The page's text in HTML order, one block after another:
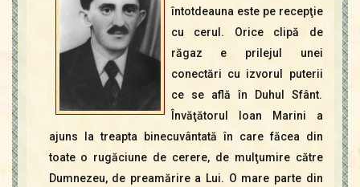
întotdeauna este pe recepţie
cu cerul. Orice clipă de
răgaz e prilejul unei
conectări cu izvorul puterii
ce se află în Duhul Sfânt.
Învăţătorul Ioan Marini a
ajuns la treapta binecuvântată în care făcea din
toate o rugăciune de cerere, de mulţumire către
Dumnezeu, de preamărire a Lui. O mare parte din